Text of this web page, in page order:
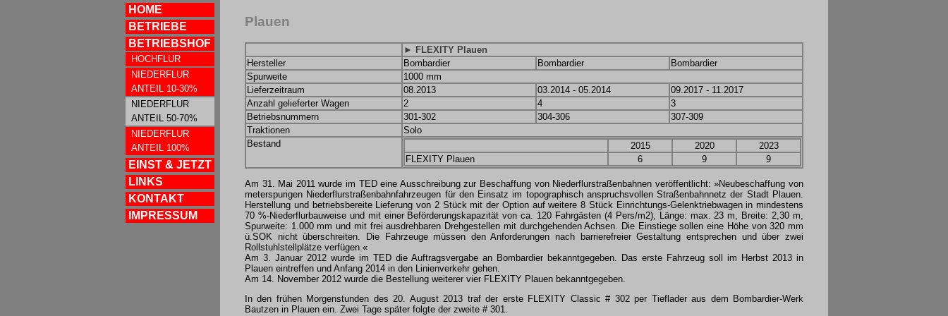
HOME
BETRIEBE
BETRIEBSHOF
HOCHFLUR
NIEDERFLUR
ANTEIL 10-30%
NIEDERFLUR
ANTEIL 50-70%
NIEDERFLUR
ANTEIL 100%
EINST & JETZT
LINKS
KONTAKT
IMPRESSUM
Plauen
► FLEXITY Plauen
Hersteller
Bombardier Bombardier
Bombardier
Spurweite
1000 mm
Lieferzeitraum
08.2013 03.2014 - 05.2014
09.2017 - 11.2017
Anzahl gelieferter Wagen
2 4
3
Betriebsnummern
301-302 304-306
307-309
Traktionen
Solo
Bestand
2015 2020
2023
FLEXITY Plauen
6 9 9
Am 31. Mai 2011 wurde im TED eine Ausschreibung zur Beschaffung von Niederflurstraßenbahnen veröffentlicht: »Neubeschaffung von
meterspurigen Niederflurstraßenbahnfahrzeugen für den Einsatz im topographisch anspruchsvollen Straßenbahnnetz der Stadt Plauen.
Herstellung und betriebsbereite Lieferung von 2 Stück mit der Option auf weitere 8 Stück Einrichtungs-Gelenktriebwagen in mindestens
70 %-Niederflurbauweise und mit einer Beförderungskapazität von ca. 120 Fahrgästen (4 Pers/m2), Länge: max. 23 m, Breite: 2,30 m,
Spurweite: 1.000 mm und mit frei ausdrehbaren Drehgestellen mit durchgehenden Achsen. Die Einstiege sollen eine Höhe von 320 mm
ü.SOK nicht überschreiten. Die Fahrzeuge müssen den Anforderungen nach barrierefreier Gestaltung entsprechen und über zwei
Rollstuhlstellplätze verfügen.«
Am 3. Januar 2012 wurde im TED die Auftragsvergabe an Bombardier bekanntgegeben. Das erste Fahrzeug soll im Herbst 2013 in
Plauen eintreffen und Anfang 2014 in den Linienverkehr gehen.
Am 14. November 2012 wurde die Bestellung weiterer vier FLEXITY Plauen bekanntgegeben.
In den frühen Morgenstunden des 20. August 2013 traf der erste FLEXITY Classic # 302 per Tieflader aus dem Bombardier-Werk
Bautzen in Plauen ein. Zwei Tage später folgte der zweite # 301.